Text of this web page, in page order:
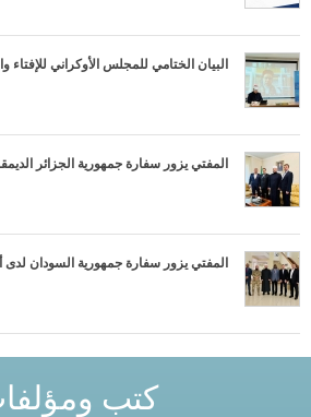
البيان الختامي للمجلس الأوكراني
المفتي يزور سفارة جمهورية الجزائر
المفتي يزور سفارة جمهورية السودان لدى
كتب